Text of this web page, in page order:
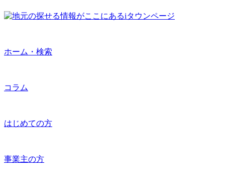
ホーム・検索
コラム
はじめての方
事業主の方